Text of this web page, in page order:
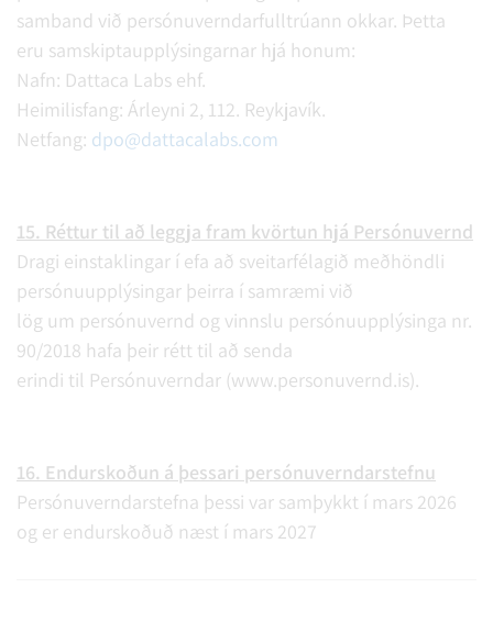
samband við persónuverndarfulltrúann okkar. Þetta
eru samskiptaupplýsingarnar hjá honum:
Nafn: Dattaca Labs ehf.
Heimilisfang: Árleyni 2, 112. Reykjavík.
Netfang: dpo@dattacalabs.com
15. Réttur til að leggja fram kvörtun hjá Persónuvernd
Dragi einstaklingar í efa að sveitarfélagið meðhöndli
persónuupplýsingar þeirra í samræmi við
lög um persónuvernd og vinnslu persónuupplýsinga nr.
90/2018 hafa þeir rétt til að senda
erindi til Persónuverndar (www.personuvernd.is).
16. Endurskoðun á þessari persónuverndarstefnu
Persónuverndarstefna þessi var samþykkt í mars 2026
og er endurskoðuð næst í mars 2027